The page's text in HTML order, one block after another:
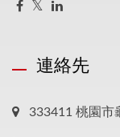
連絡先
333411 桃園市